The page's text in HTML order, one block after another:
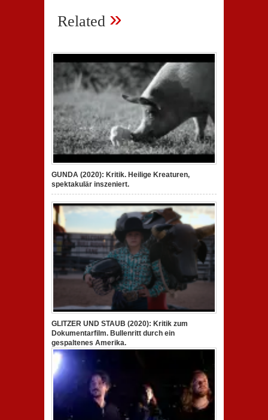
Related »
GUNDA (2020): Kritik. Heilige Kreaturen,
spektakulär inszeniert.
GLITZER UND STAUB (2020): Kritik zum
Dokumentarfilm. Bullenritt durch ein
gespaltenes Amerika.